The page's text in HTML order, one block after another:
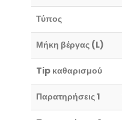
Τύπος
Μήκη βέργας (L)
Tip καθαρισμού
Παρατηρήσεις 1